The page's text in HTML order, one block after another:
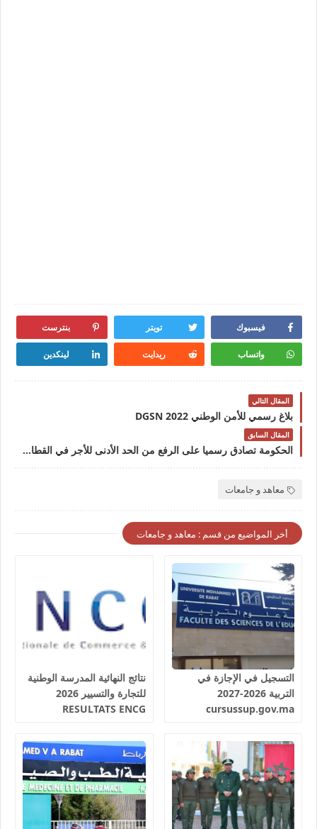
فيسبوك تويتر بنترست
واتساب ريدايت لينكدين
المقال التالي
بلاغ رسمي للأمن الوطني 2022 DGSN
المقال السابق
الحكومة تصادق رسميا على الرفع من الحد الأدنى للأجر في القطاع الخاص SMIG MAROC 2022
معاهد و جامعات
أخر المواضيع من قسم : معاهد و جامعات
التسجيل في الإجازة في
التربية 2026-2027
cursussup.gov.ma
نتائج النهائية المدرسة الوطنية
للتجارة والتسيير 2026
RESULTATS ENCG